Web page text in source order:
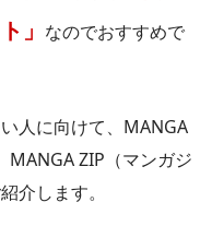
」 なのでおすすめで
人に向けて、MANGA
MANGA ZIP（マンガジ
介します。